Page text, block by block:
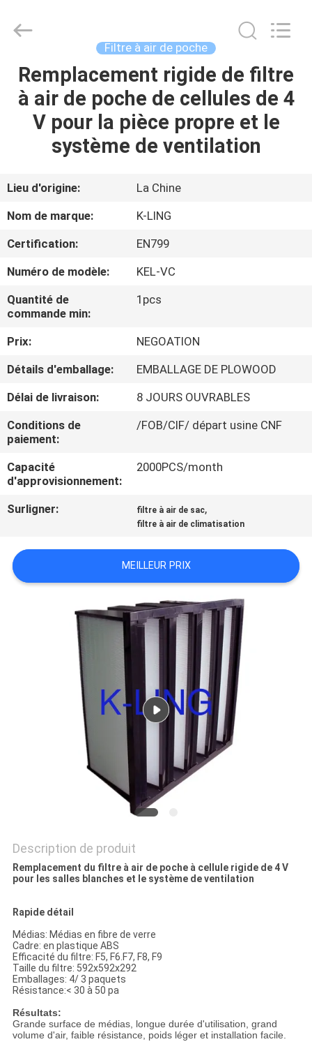
LA
MAISON
À
PROPOS
NOUS
DE
L'USINE
CONTRÔLE
DE
LA
QUALITÉ
CONTACTER
NOUVELLES
AFFAIRES
CONFIDENTIALITÉ
Technology
Company.
Reserved.
Filtre à air de poche
Remplacement rigide de filtre
à air de poche de cellules de 4
V pour la pièce propre et le
système de ventilation
Lieu d'origine:
La Chine
Nom de marque:
K-LING
Certification:
EN799
Numéro de modèle:
KEL-VC
Quantité de
commande min:
1pcs
Prix:
NEGOATION
Détails d'emballage:
EMBALLAGE DE PLOWOOD
Délai de livraison:
8 JOURS OUVRABLES
Conditions de
paiement:
/FOB/CIF/ départ usine CNF
Capacité
d'approvisionnement:
2000PCS/month
Surligner: filtre à air de sac,
filtre à air de climatisation
MEILLEUR PRIX
Description de produit
Remplacement du filtre à air de poche à cellule rigide de 4 V
pour les salles blanches et le système de ventilation
Rapide détail
Médias: Médias en fibre de verre
Cadre: en plastique ABS
Efficacité du filtre: F5, F6.F7, F8, F9
Taille du filtre: 592x592x292
Emballages: 4/ 3 paquets
Résistance:< 30 à 50 pa
Résultats:
Grande surface de médias, longue durée d'utilisation, grand
volume d'air, faible résistance, poids léger et installation facile.